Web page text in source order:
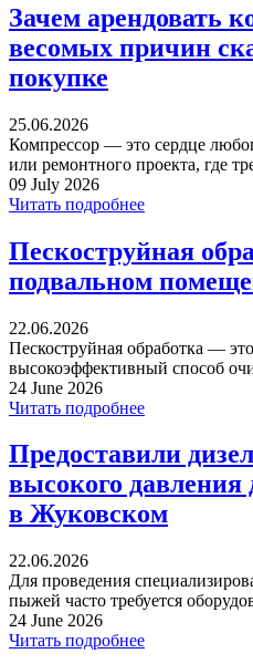
Зачем арендовать
весомых причин
покупке
25.06.2026
Компрессор — это сердце
или ремонтного проекта, где
09 July 2026
Читать подробнее
Пескоструйная
подвальном
22.06.2026
Пескоструйная обработка —
высокоэффективный способ
24 June 2026
Читать подробнее
Предоставили
высокого
в Жуковском
22.06.2026
Для проведения
пыжей часто требуется
24 June 2026
Читать подробнее